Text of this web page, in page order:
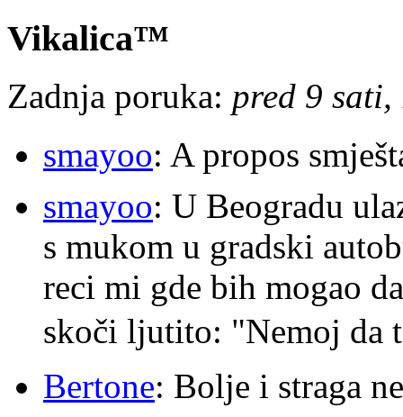
Vikalica™
Zadnja poruka: pred 9
smayoo: A propos
smayoo: U Beogradu
s mukom u gradski
reci mi gde bih mogao
skoči ljutito: "Nemoj da
Bertone: Bolje i straga